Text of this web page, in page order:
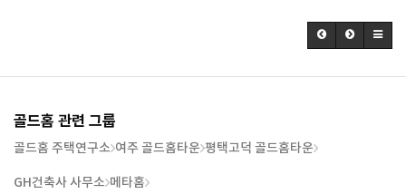
골드홈 관련 그룹
골드홈 주택연구소 여주 골드홈타운 평택고덕 골드홈타운
GH건축사 사무소 메타홈